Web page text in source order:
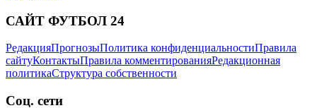
САЙТ ФУТБОЛ 24
РедакцияПрогнозыПолитика конфиденциальностиПравила
сайтуКонтактыПравила комментированияРедакционная
политикаСтруктура собственности
Соц. сети